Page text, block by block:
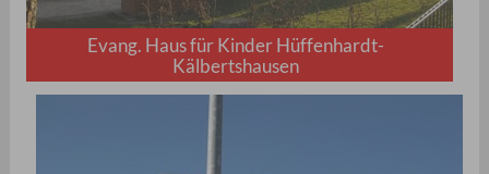
Evang. Haus für Kinder Hüffenhardt-
Kälbertshausen